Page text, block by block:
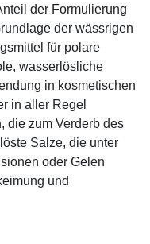
der Formulierung
der wässrigen
für polare
wasserlösliche
in kosmetischen
in aller Regel
die zum Verderb des
Salze, die unter
oder Gelen
und